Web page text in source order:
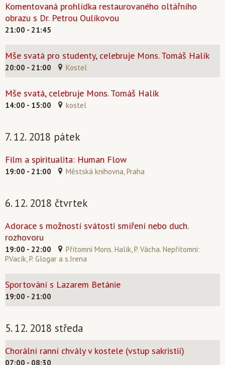
Komentovaná prohlídka restaurovaného oltářního
obrazu s Dr. Petrou Oulíkovou
21:00 - 21:45
Mše svatá pro studenty, celebruje Mons. Tomáš Halík
20:00 - 21:00 Kostel
Mše svatá, celebruje Mons. Tomáš Halík
14:00 - 15:00 kostel
7. 12. 2018 pátek
Film a spiritualita: Human Flow
19:00 - 21:00 Městská knihovna, Praha
6. 12. 2018 čtvrtek
Adorace s možností svátosti smíření nebo duch.
rozhovoru
19:00 - 22:00
Přítomni Mons. Halík, P. Vácha. Nepřítomni:
P.Vacík, P. Glogar a s.Irena
Sportování s Lazarem Betánie
19:00 - 21:00
5. 12. 2018 středa
Chorální ranní chvály v kostele (vstup sakristií)
07:00 - 08:30